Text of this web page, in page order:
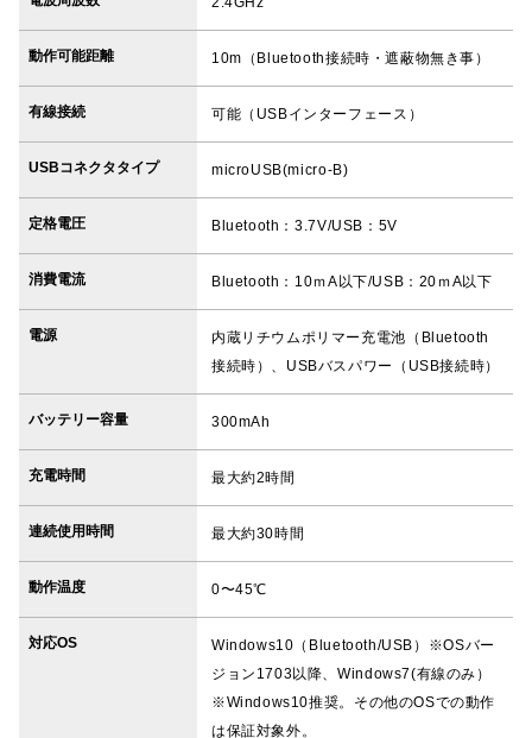
動作可能距離 10m（Bluetooth接続時・遮蔽物無き事）
有線接続 可能（USBインターフェース）
USBコネクタタイプ microUSB(micro-B)
定格電圧 Bluetooth：3.7V/USB：5V
消費電流 Bluetooth：10ｍA以下/USB：20ｍA以下
電源
内蔵リチウムポリマー充電池（Bluetooth
接続時）、USBバスパワー（USB接続時）
バッテリー容量 300mAh
充電時間 最大約2時間
連続使用時間 最大約30時間
動作温度 0〜45℃
対応OS
Windows10（Bluetooth/USB）※OSバー
ジョン1703以降、Windows7(有線のみ）
※Windows10推奨。その他のOSでの動作
は保証対象外。